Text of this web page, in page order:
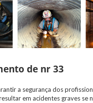
de nr 33
a segurança dos
em acidentes graves